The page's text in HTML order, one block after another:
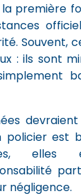
première
Souvent,
: ils sont
policier est
elles
négligence.